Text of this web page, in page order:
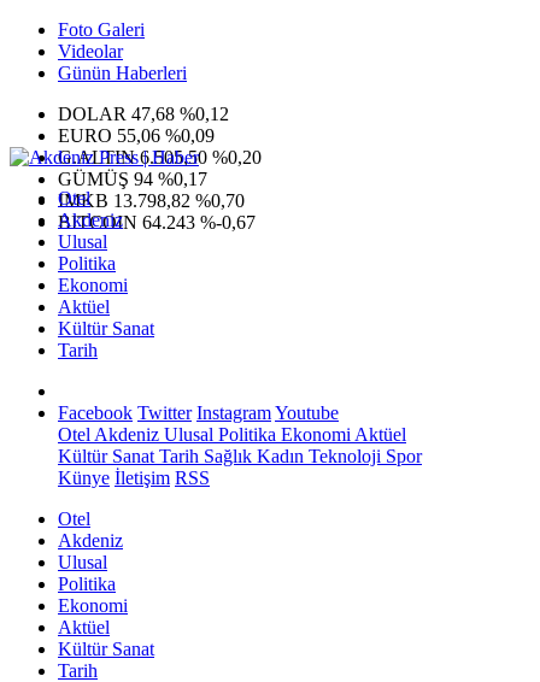
Foto Galeri
Videolar
Günün Haberleri
DOLAR 47,68 %0,12
EURO 55,06 %0,09
G.ALTIN6.505,50 %0,20
GÜMÜŞ 94 %0,17
IMKB 13.798,82 %0,70
BITCOIN 64.243 %-0,67
Otel
Akdeniz
Ulusal
Politika
Ekonomi
Aktüel
Kültür Sanat
Tarih
Facebook Twitter InstagramYoutube
Otel Akdeniz Ulusal Politika Ekonomi Aktüel
Kültür Sanat Tarih Sağlık Kadın Teknoloji Spor
Künye İletişim RSS
Otel
Akdeniz
Ulusal
Politika
Ekonomi
Aktüel
Kültür Sanat
Tarih